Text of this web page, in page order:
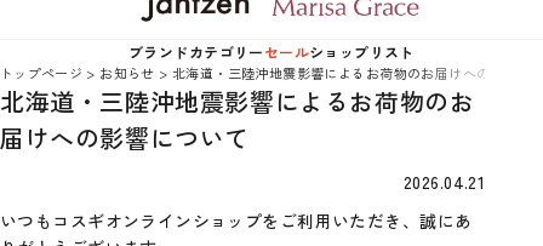
ブランド
Jantzen
カテゴリー
アウター
ワンピース
セールショップリスト
Jantzen
トップページ お知らせ 北海道・三陸沖地震影響によるお荷物のお届けへの影響に
北海道・三陸沖地震影響によるお荷物のお
届けへの影響について
2026.04.21
いつもコスギオンラインショップをご利用いただき、誠にあ